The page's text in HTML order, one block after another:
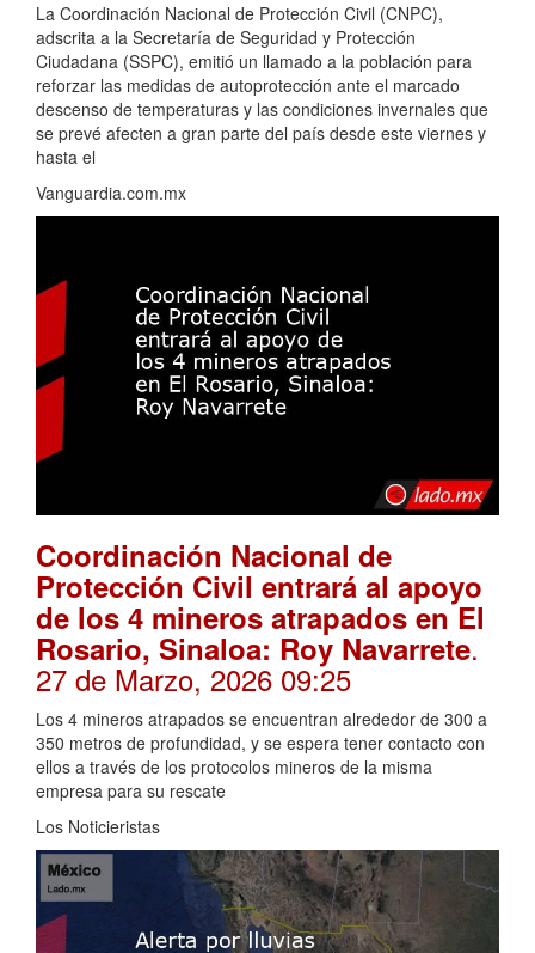
La Coordinación Nacional de Protección Civil (CNPC),
adscrita a la Secretaría de Seguridad y Protección
Ciudadana (SSPC), emitió un llamado a la población para
reforzar las medidas de autoprotección ante el marcado
descenso de temperaturas y las condiciones invernales que
se prevé afecten a gran parte del país desde este viernes y
hasta el
Vanguardia.com.mx
Coordinación Nacional de
Protección Civil entrará al apoyo
de los 4 mineros atrapados en El
Rosario, Sinaloa: Roy Navarrete.
27 de Marzo, 2026 09:25
Los 4 mineros atrapados se encuentran alrededor de 300 a
350 metros de profundidad, y se espera tener contacto con
ellos a través de los protocolos mineros de la misma
empresa para su rescate
Los Noticieristas